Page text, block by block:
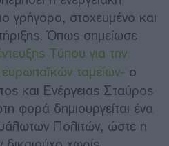
γρήγορο, στοχευμένο και
Όπως σημείωσε
Τύπου για την
ταμείων- ο
και Ενέργειας Σταύρος
φορά δημιουργείται ένα
Πολιτών, ώστε η